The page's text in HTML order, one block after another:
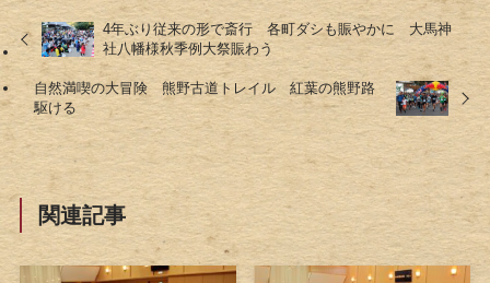
4年ぶり従来の形で斎行 各町ダシも賑やかに 大馬神
社八幡様秋季例大祭賑わう
自然満喫の大冒険 熊野古道トレイル 紅葉の熊野路
駆ける
関連記事